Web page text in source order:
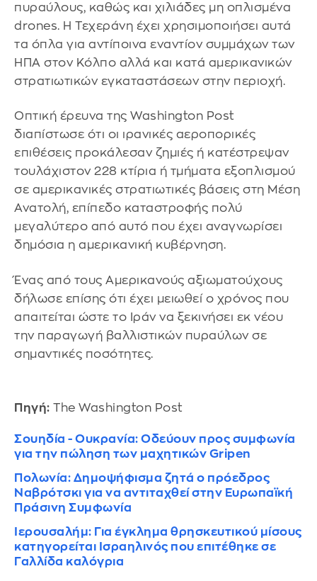
πυραύλους, καθώς και χιλιάδες μη οπλισμένα
drones. Η Τεχεράνη έχει χρησιμοποιήσει αυτά
τα όπλα για αντίποινα εναντίον συμμάχων των
ΗΠΑ στον Κόλπο αλλά και κατά αμερικανικών
στρατιωτικών εγκαταστάσεων στην περιοχή.
Οπτική έρευνα της Washington Post
διαπίστωσε ότι οι ιρανικές αεροπορικές
επιθέσεις προκάλεσαν ζημιές ή κατέστρεψαν
τουλάχιστον 228 κτίρια ή τμήματα εξοπλισμού
σε αμερικανικές στρατιωτικές βάσεις στη Μέση
Ανατολή, επίπεδο καταστροφής πολύ
μεγαλύτερο από αυτό που έχει αναγνωρίσει
δημόσια η αμερικανική κυβέρνηση.
Ένας από τους Αμερικανούς αξιωματούχους
δήλωσε επίσης ότι έχει μειωθεί ο χρόνος που
απαιτείται ώστε το Ιράν να ξεκινήσει εκ νέου
την παραγωγή βαλλιστικών πυραύλων σε
σημαντικές ποσότητες.
Πηγή: The Washington Post
Σουηδία - Ουκρανία: Οδεύουν προς συμφωνία
για την πώληση των μαχητικών Gripen
Πολωνία: Δημοψήφισμα ζητά ο πρόεδρος
Ναβρότσκι για να αντιταχθεί στην Ευρωπαϊκή
Πράσινη Συμφωνία
Ιερουσαλήμ: Για έγκλημα θρησκευτικού μίσους
κατηγορείται Ισραηλινός που επιτέθηκε σε
Γαλλίδα καλόγρια